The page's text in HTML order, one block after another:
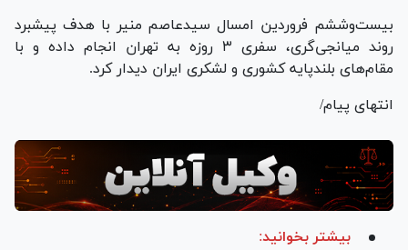
بیست‌وششم فروردین امسال سیدعاصم منیر با هدف پیشبرد
روند میانجی‌گری، سفری ۳ روزه به تهران انجام داده و با
مقام‌های بلندپایه کشوری و لشکری ایران دیدار کرد.
انتهای پیام/
بیشتر بخوانید: